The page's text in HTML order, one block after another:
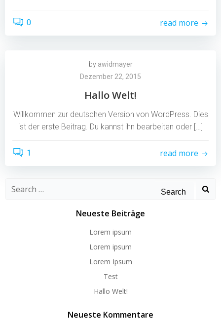
0 read more
by awidmayer
Dezember 22, 2015
Hallo Welt!
Willkommen zur deutschen Version von WordPress. Dies
ist der erste Beitrag. Du kannst ihn bearbeiten oder […]
1 read more
Search
Neueste Beiträge
Lorem ipsum
Lorem ipsum
Lorem Ipsum
Test
Hallo Welt!
Neueste Kommentare